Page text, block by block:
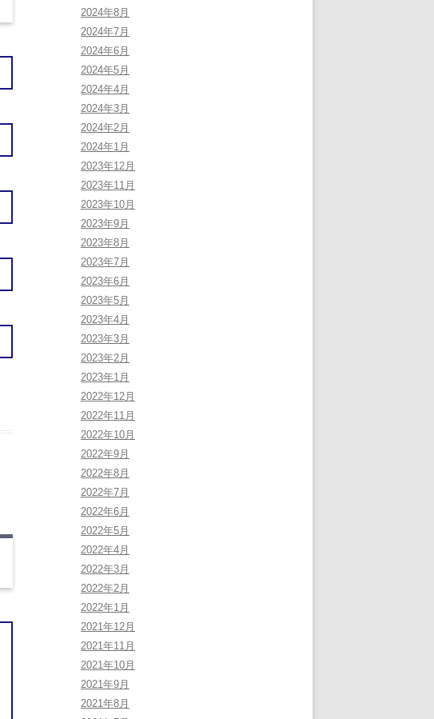
2024年8月
2024年7月
2024年6月
2024年5月
2024年4月
2024年3月
2024年2月
2024年1月
2023年12月
2023年11月
2023年10月
2023年9月
2023年8月
2023年7月
2023年6月
2023年5月
2023年4月
2023年3月
2023年2月
2023年1月
2022年12月
2022年11月
2022年10月
2022年9月
2022年8月
2022年7月
2022年6月
2022年5月
2022年4月
2022年3月
2022年2月
2022年1月
2021年12月
2021年11月
2021年10月
2021年9月
2021年8月